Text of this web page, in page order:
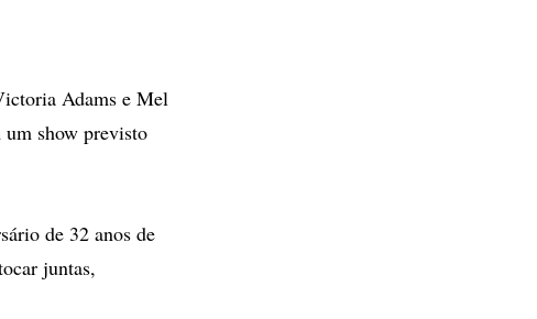
Adams e Mel
um show previsto
de 32 anos de
juntas,